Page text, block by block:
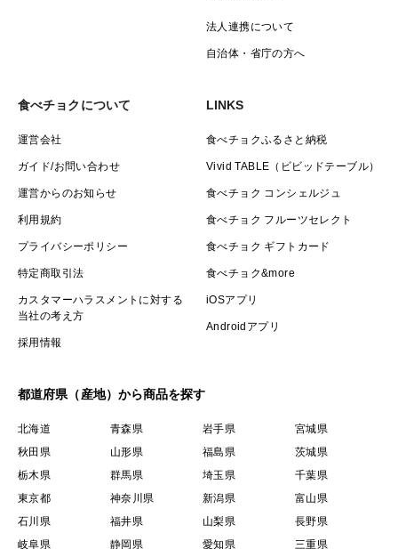
法人連携について
自治体・省庁の方へ
食べチョクについて
運営会社
ガイド/お問い合わせ
運営からのお知らせ
利用規約
プライバシーポリシー
特定商取引法
カスタマーハラスメントに対する
当社の考え方
採用情報
LINKS
食べチョクふるさと納税
Vivid TABLE（ビビッドテーブル）
食べチョク コンシェルジュ
食べチョク フルーツセレクト
食べチョク ギフトカード
食べチョク&more
iOSアプリ
Androidアプリ
都道府県（産地）から商品を探す
北海道 青森県 岩手県
宮城県
秋田県
山形県 福島県
茨城県
栃木県
群馬県 埼玉県
千葉県
東京都
神奈川県 新潟県
富山県
石川県
福井県 山梨県
長野県
岐阜県
静岡県 愛知県 三重県